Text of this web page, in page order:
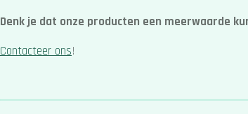
Denk je dat onze producten een meerwaarde
Contacteer ons!